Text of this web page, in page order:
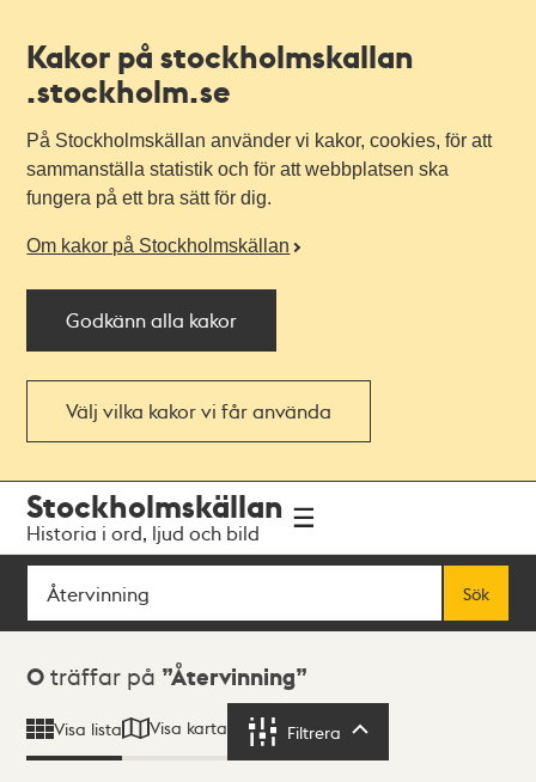
Kakor på stockholmskallan
.stockholm.se
På Stockholmskällan använder vi kakor, cookies, för att
sammanställa statistik och för att webbplatsen ska
fungera på ett bra sätt för dig.
Om kakor på Stockholmskällan
Godkänn alla kakor
Välj vilka kakor vi får använda
navigationen
huvudinnehållet
Stockholmskällan
Historia i ord, ljud och bild
Sök
Sök
Sökresultat
0 träffar på Återvinning
Visa lista Visa karta Filtrera